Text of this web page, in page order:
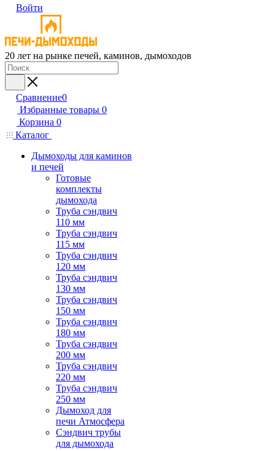
Войти
20 лет на рынке печей, каминов, дымоходов
Сравнение0
Избранные товары 0
Корзина 0
Каталог
Дымоходы для каминов
и печей
Готовые
комплекты
дымохода
Труба сэндвич
110 мм
Труба сэндвич
115 мм
Труба сэндвич
120 мм
Труба сэндвич
130 мм
Труба сэндвич
150 мм
Труба сэндвич
180 мм
Труба сэндвич
200 мм
Труба сэндвич
220 мм
Труба сэндвич
250 мм
Дымоход для
печи Атмосфера
Сэндвич трубы
для дымохода